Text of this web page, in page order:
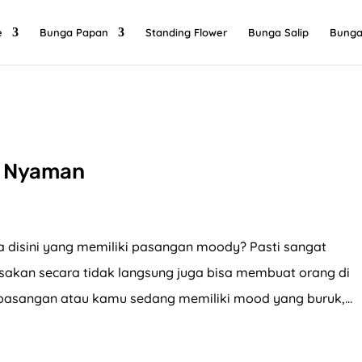
Bunga Papan Standing Flower Bunga Salip
disini yang memiliki pasangan moody? Pasti sangat
secara tidak langsung juga bisa membuat orang di
atau kamu sedang memiliki mood yang buruk,...